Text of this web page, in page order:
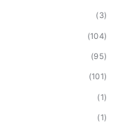
(3)
(104)
(95)
(101)
(1)
(1)